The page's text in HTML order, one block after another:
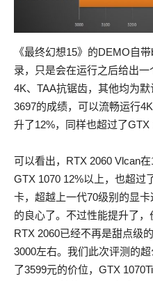
《最终幻想15》的DEMO自
录，只是会在运行之后给出
4K、TAA抗锯齿，其他均为
3697的成绩，可以流畅运行
升了12%，同样也超过了GTX
可以看出，RTX 2060 Vlcan
GTX 1070 12%以上，也超过
卡，超越上一代70级别的显
的良心了。不过性能提升了
RTX 2060已经不再是甜点级
3000左右。我们此次评测的
了3599元的价位，GTX